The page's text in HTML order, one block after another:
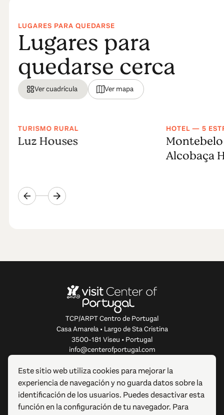
LUGARES PARA QUEDARSE
Lugares para
quedarse cerca
Ver cuadrícula Ver mapa
TURISMO RURAL
Luz Houses
HOTEL — 5
Alcobaça
TCP/ARPT Centro de Portugal
Casa Amarela • Largo de Sta Cristina
3500-181 Viseu • Portugal
info@centerofportugal.com
SOBRE ESTE SITIO WEB
ENLACES ÚTILES
Este sitio web utiliza cookies para mejorar la
experiencia de navegación y no guarda datos sobre la
identificación de los usuarios. Puedes desactivar esta
función en la configuración de tu navegador. Para